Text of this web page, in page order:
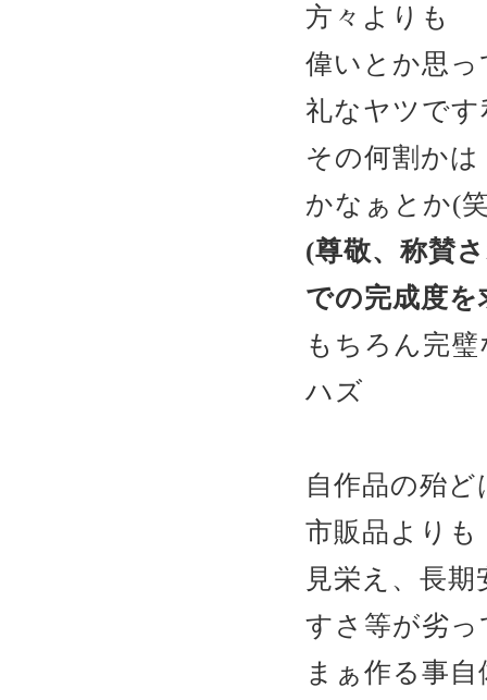
方々よりも
偉いとか思
礼なヤツです
その何割か
かなぁとか(
(尊敬、称賛
での完成度
もちろん完
ハズ
自作品の殆
市販品よりも
見栄え、長
すさ等が劣
まぁ作る事